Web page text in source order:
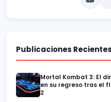
Publicaciones Recientes
Mortal Kombat 3: El
en su regreso tras el
2